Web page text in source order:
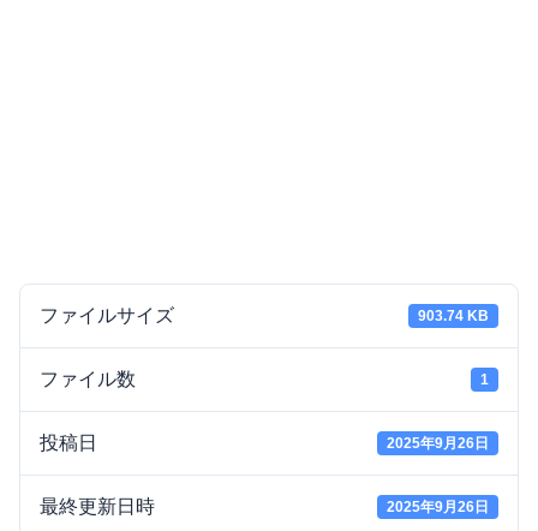
ファイルサイズ 903.74 KB
ファイル数 1
投稿日 2025年9月26日
最終更新日時 2025年9月26日